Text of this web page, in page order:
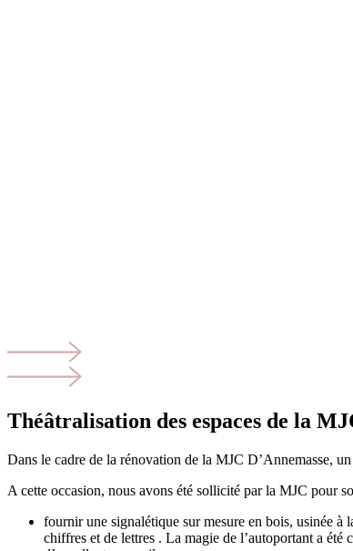
Théâtralisation des espaces de la
Dans le cadre de la rénovation de la MJC D’Annemasse,
A cette occasion, nous avons été sollicité par la MJC pour
fournir une signalétique sur mesure en bois, usinée à
chiffres et de lettres . La magie de l’autoportant a été